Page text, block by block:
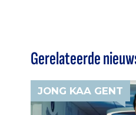
Gerelateerde
JONG KAA GENT